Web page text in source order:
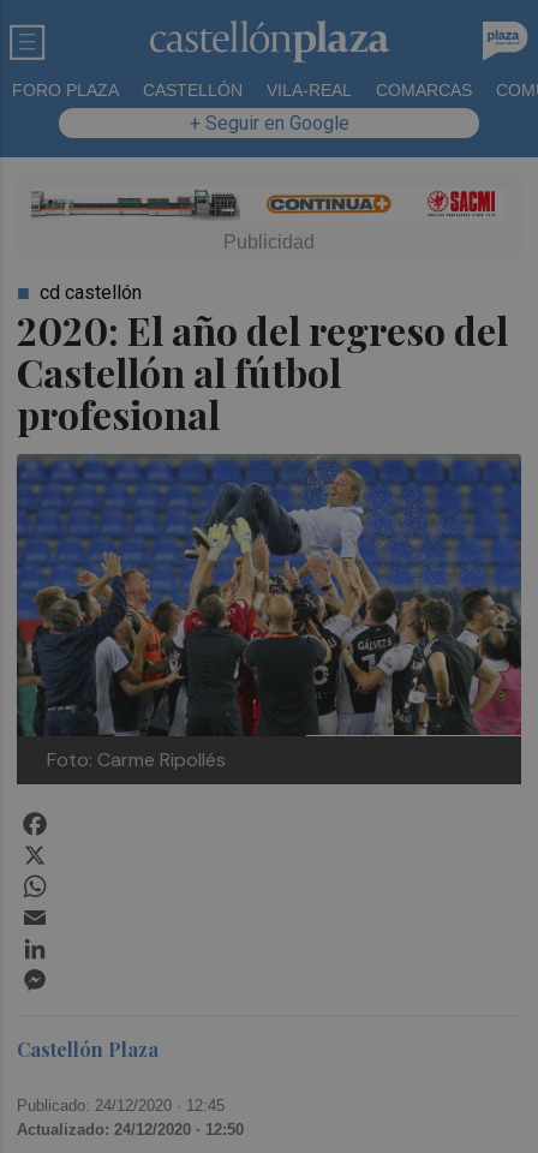
FORO PLAZA CASTELLÓN VILA-REAL COMARCAS
+ Seguir en Google
2020: El año del regreso del
Castellón al fútbol
profesional
cd castellón
Foto: Carme Ripollés
Castellón Plaza
Publicado: 24/12/2020 · 12:45
Actualizado: 24/12/2020 · 12:50